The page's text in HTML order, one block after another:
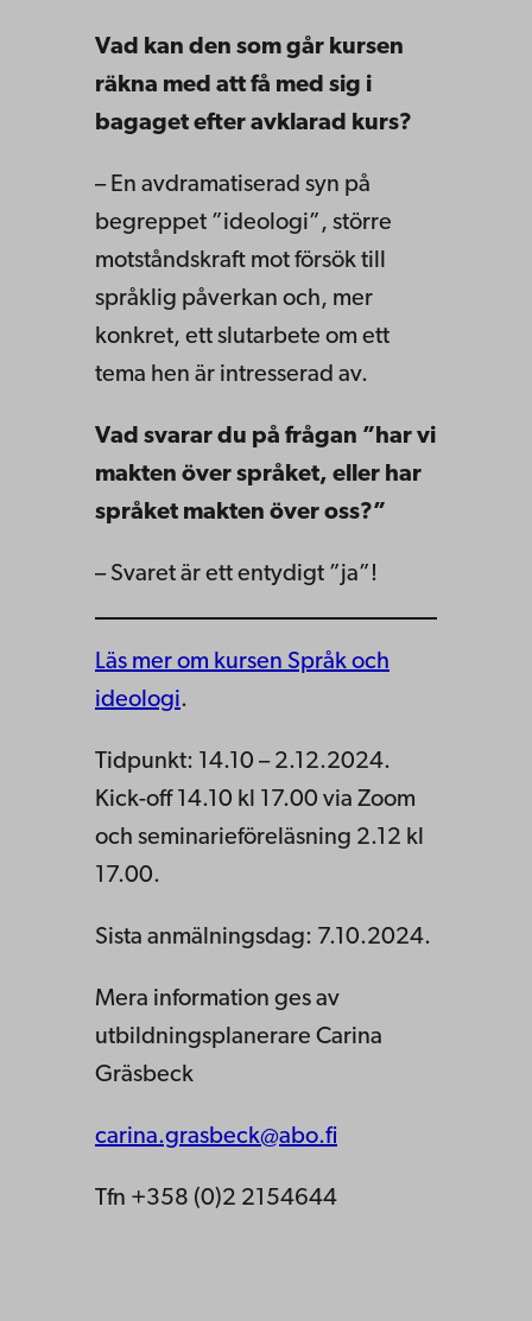
Vad kan den som går kursen
räkna med att få med sig i
bagaget efter avklarad kurs?
– En avdramatiserad syn på
begreppet ”ideologi”, större
motståndskraft mot försök till
språklig påverkan och, mer
konkret, ett slutarbete om ett
tema hen är intresserad av.
Vad svarar du på frågan ”har vi
makten över språket, eller har
språket makten över oss?”
– Svaret är ett entydigt ”ja”!
Läs mer om kursen Språk och
ideologi.
Tidpunkt: 14.10 – 2.12.2024.
Kick-off 14.10 kl 17.00 via Zoom
och seminarieföreläsning 2.12 kl
17.00.
Sista anmälningsdag: 7.10.2024.
Mera information ges av
utbildningsplanerare Carina
Gräsbeck
carina.grasbeck@abo.fi
Tfn +358 (0)2 2154644